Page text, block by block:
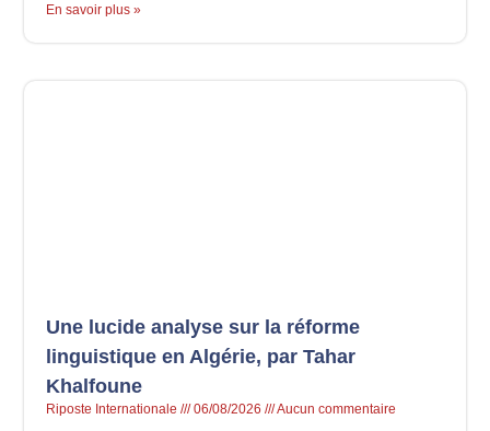
En savoir plus »
Une lucide analyse sur la réforme
linguistique en Algérie, par Tahar
Khalfoune
Riposte Internationale 06/08/2026 Aucun commentaire